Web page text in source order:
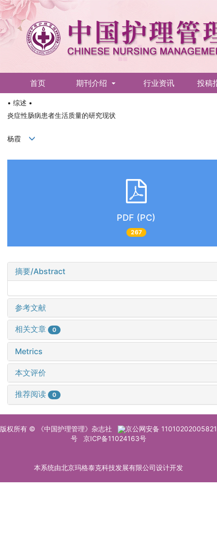
首页 期刊介绍 行业资讯 投稿
English
• 综述 •
炎症性肠病患者生活质量的研究现状
杨霞
PDF (PC)
267
摘要/Abstract
参考文献
相关文章 0
Metrics
本文评价
推荐阅读 0
版权所有 © 《中国护理管理》杂志社
京公网安备 11010202005821
号
京ICP备11024163号
本系统由北京玛格泰克科技发展有限公司设计开发